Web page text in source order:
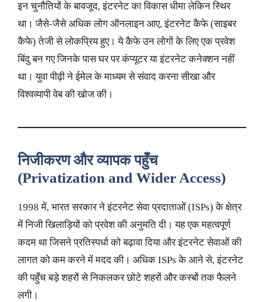
इन चुनौतियों के बावजूद, इंटरनेट का विकास धीमा लेकिन स्थिर
था। जैसे-जैसे अधिक लोग ऑनलाइन आए, इंटरनेट कैफे (साइबर
कैफे) तेजी से लोकप्रिय हुए। ये कैफे उन लोगों के लिए एक प्रवेश
बिंदु बन गए जिनके पास घर पर कंप्यूटर या इंटरनेट कनेक्शन नहीं
था। युवा पीढ़ी ने ईमेल के माध्यम से संवाद करना सीखा और
विश्वव्यापी वेब की खोज की।
निजीकरण और व्यापक पहुँच
(Privatization and Wider Access)
1998 में, भारत सरकार ने इंटरनेट सेवा प्रदाताओं (ISPs) के क्षेत्र
में निजी खिलाड़ियों को प्रवेश की अनुमति दी। यह एक महत्वपूर्ण
कदम था जिसने प्रतिस्पर्धा को बढ़ावा दिया और इंटरनेट सेवाओं की
लागत को कम करने में मदद की। अधिक ISPs के आने से, इंटरनेट
की पहुँच बड़े शहरों से निकलकर छोटे शहरों और कस्बों तक फैलने
लगी।